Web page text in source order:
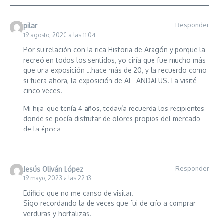
pilar
19 agosto, 2020 a las 11:04
Responder
Por su relación con la rica Historia de Aragón y porque la
recreó en todos los sentidos, yo diría que fue mucho más
que una exposición …hace más de 20, y la recuerdo como
si fuera ahora, la exposición de AL- ANDALUS. La visité
cinco veces.
Mi hija, que tenía 4 años, todavía recuerda los recipientes
donde se podía disfrutar de olores propios del mercado
de la época
Jesús Oliván López
19 mayo, 2023 a las 22:13
Responder
Edificio que no me canso de visitar.
Sigo recordando la de veces que fui de crío a comprar
verduras y hortalizas.